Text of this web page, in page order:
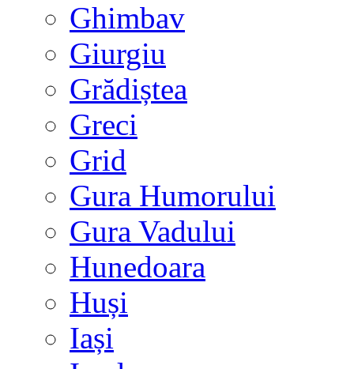
Ghimbav
Giurgiu
Grădiștea
Greci
Grid
Gura Humorului
Gura Vadului
Hunedoara
Huși
Iași